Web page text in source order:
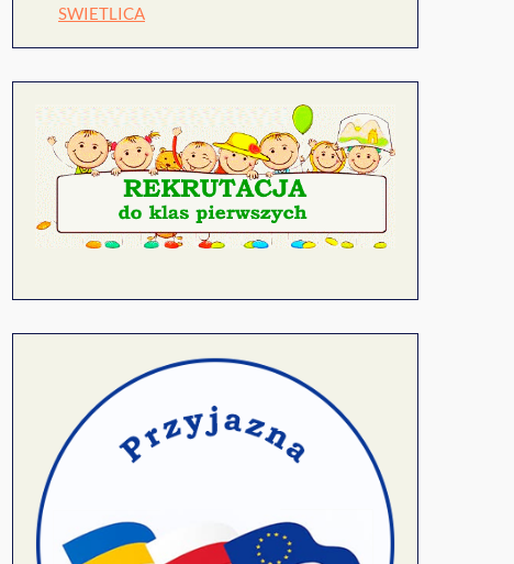
SWIETLICA